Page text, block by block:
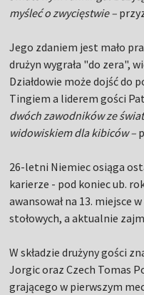
myśleć o zwycięstwie –
Jego zdaniem jest mało
drużyn wygrała "do zera",
Działdowie może dojść do
Tingiem a liderem gości
dwóch zawodników ze
widowiskiem dla kibiców –
26-letni Niemiec osiąga
karierze - pod koniec ub.
awansował na 13. miejsce
stołowych, a aktualnie
W składzie drużyny gości
Jorgic oraz Czech Tomas
grającego w pierwszym